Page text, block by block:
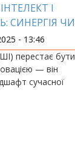
І
СИНЕРГІЯ ЧИ
ЗВО?
- 13:46
перестає бути
— він
сучасної